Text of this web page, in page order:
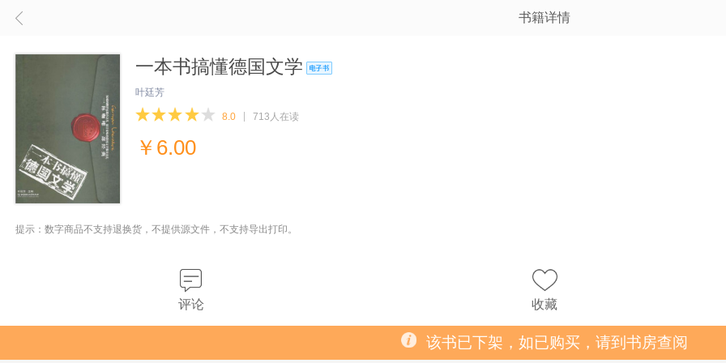
书籍详情
一本书搞懂德国文学
叶廷芳
8.0 713人在读
￥ 6.00
提示：数字商品不支持退换货，不提供源文件，不支持导出打印。
评论 收藏
该书已下架，如已购买，请到书房查阅